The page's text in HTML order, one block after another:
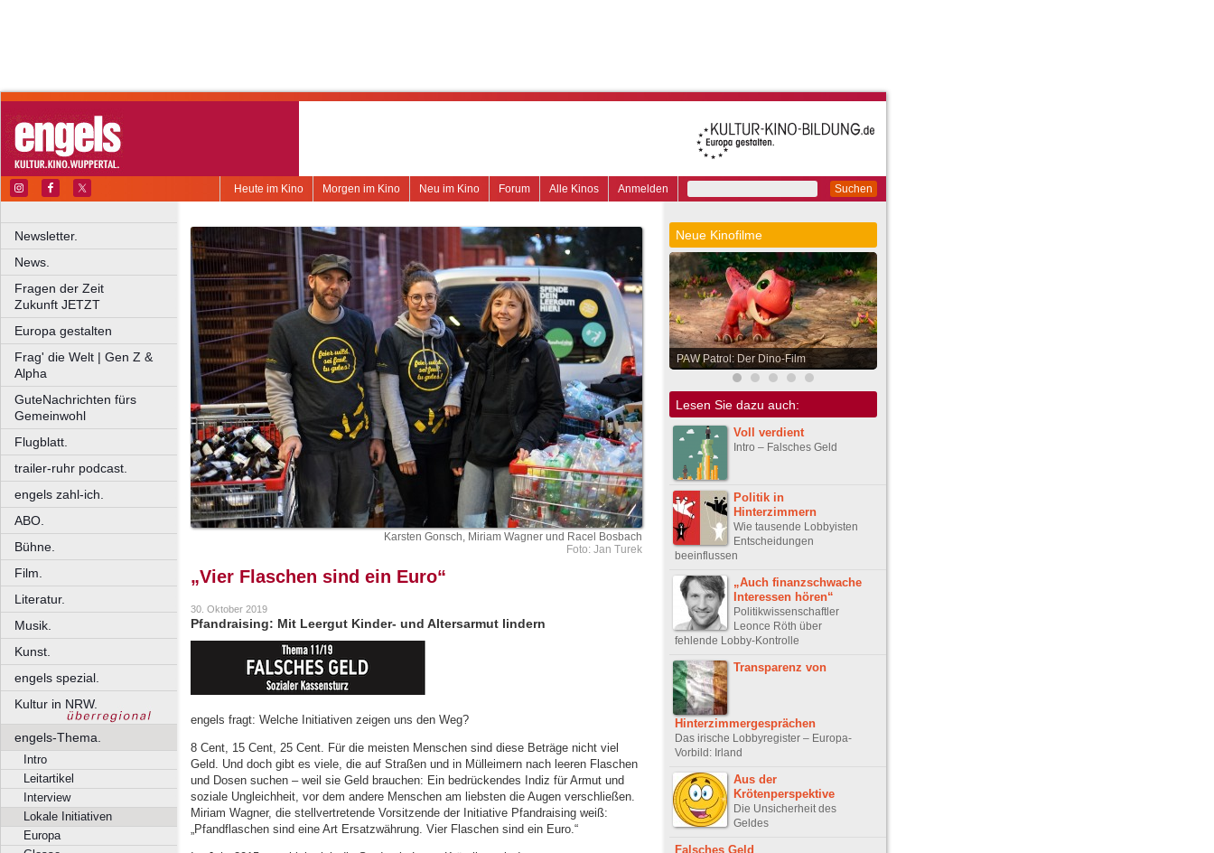
Suchen
Anmelden
Alle Kinos
Forum
Neu im Kino
Morgen im Kino
Heute im Kino
Newsletter.
News.
Fragen der Zeit
Zukunft JETZT
Europa gestalten
Frag' die Welt | Gen Z &
Alpha
GuteNachrichten fürs
Gemeinwohl
Flugblatt.
trailer-ruhr podcast.
engels zahl-ich.
ABO.
Bühne.
Film.
Literatur.
Musik.
Kunst.
engels spezial.
Kultur in NRW.
engels-Thema.
Intro
Leitartikel
Interview
Lokale Initiativen
Europa
Karsten Gonsch, Miriam Wagner und Racel Bosbach
Foto: Jan Turek
„Vier Flaschen sind ein Euro“
30. Oktober 2019
Pfandraising: Mit Leergut Kinder- und Altersarmut lindern
engels fragt: Welche Initiativen zeigen uns den Weg?
8 Cent, 15 Cent, 25 Cent. Für die meisten Menschen sind diese Beträge nicht viel
Geld. Und doch gibt es viele, die auf Straßen und in Mülleimern nach leeren Flaschen
und Dosen suchen – weil sie Geld brauchen: Ein bedrückendes Indiz für Armut und
soziale Ungleichheit, vor dem andere Menschen am liebsten die Augen verschließen.
Miriam Wagner, die stellvertretende Vorsitzende der Initiative Pfandraising weiß:
„Pfandflaschen sind eine Art Ersatzwährung. Vier Flaschen sind ein Euro.“
Neue Kinofilme
PAW Patrol: Der Dino-Film
Lesen Sie dazu auch:
Voll verdient
Intro – Falsches Geld
Politik in
Hinterzimmern
Wie tausende Lobbyisten
Entscheidungen
beeinflussen
„Auch finanzschwache
Interessen hören“
Politikwissenschaftler
Leonce Röth über
fehlende Lobby-Kontrolle
Transparenz von
Hinterzimmergesprächen
Das irische Lobbyregister – Europa-
Vorbild: Irland
Aus der
Krötenperspektive
Die Unsicherheit des
Geldes
Falsches Geld